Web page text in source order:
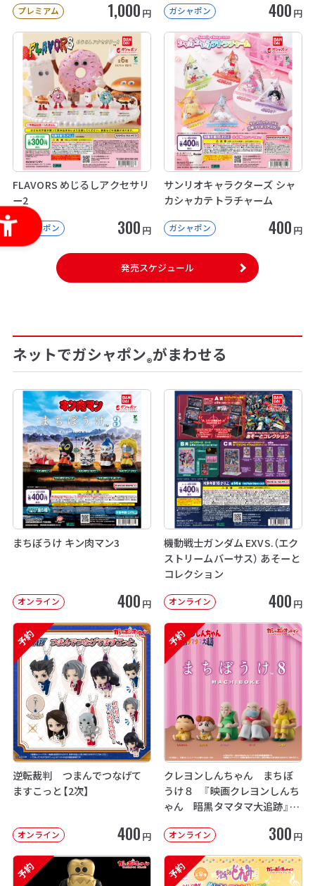
プレミアム 1,000 円 ガシャポン 400 円
FLAVORS めじるしアクセサリ
ー2
ガシャポン 300 円
サンリオキャラクターズ シャ
カシャカテトラチャーム
ガシャポン 400 円
発売スケジュール
ネットでガシャポン®がまわせる
まちぼうけ キン肉マン3
オンライン 400 円
機動戦士ガンダム EXVS.（エク
ストリームバーサス） あそーと
コレクション
オンライン 400 円
予約
逆転裁判 つまんでつなげて
ますこっと【2次】
オンライン 400 円
予約
クレヨンしんちゃん まちぼ
うけ８ 『映画クレヨンしんち
ゃん 暗黒タマタマ大追跡』【2
オンライン 300 円
予約 予約